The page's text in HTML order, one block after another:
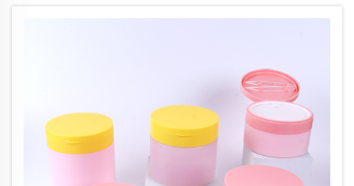
emballage attrayant et ingénieux retient